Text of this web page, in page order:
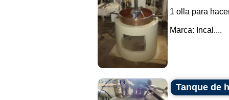
1 olla para
Marca: Incal....
Tanque de